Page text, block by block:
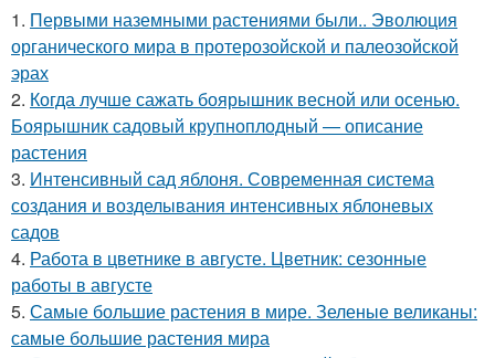
1. Первыми наземными растениями были.. Эволюция
органического мира в протерозойской и палеозойской
эрах
2. Когда лучше сажать боярышник весной или осенью.
Боярышник садовый крупноплодный — описание
растения
3. Интенсивный сад яблоня. Современная система
создания и возделывания интенсивных яблоневых
садов
4. Работа в цветнике в августе. Цветник: сезонные
работы в августе
5. Самые большие растения в мире. Зеленые великаны:
самые большие растения мира